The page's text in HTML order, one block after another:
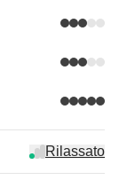
Rilassato